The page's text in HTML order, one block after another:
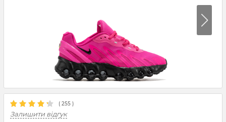
( 255 )
Залишити відгук